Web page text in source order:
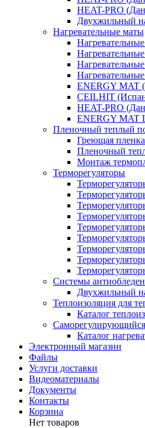
HEAT-PRO
Двухжильный
Нагревательные маты
ENERGY MAT
CEILHIT
HEAT-PRO
ENERGY MAT
Пленочный теплый
Греющая
Пленочный
Монтаж
Терморегуляторы
Системы
Двухжильный
Теплоизоляция для
Каталог
Саморегулирующийся
Каталог
Электронный магазин
Файлы
Услуги доставки
Видеоматериалы
Документы
Контакты
Корзина
Нет товаров